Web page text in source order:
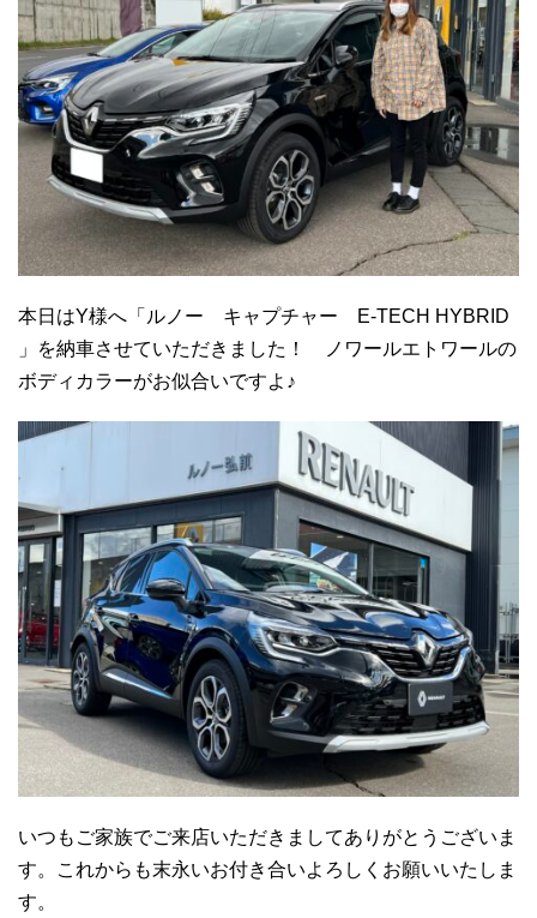
本日はY様へ「ルノー キャプチャー E-TECH HYBRID
」を納車させていただきました！ ノワールエトワールの
ボディカラーがお似合いですよ♪
いつもご家族でご来店いただきましてありがとうございま
す。これからも末永いお付き合いよろしくお願いいたしま
す。